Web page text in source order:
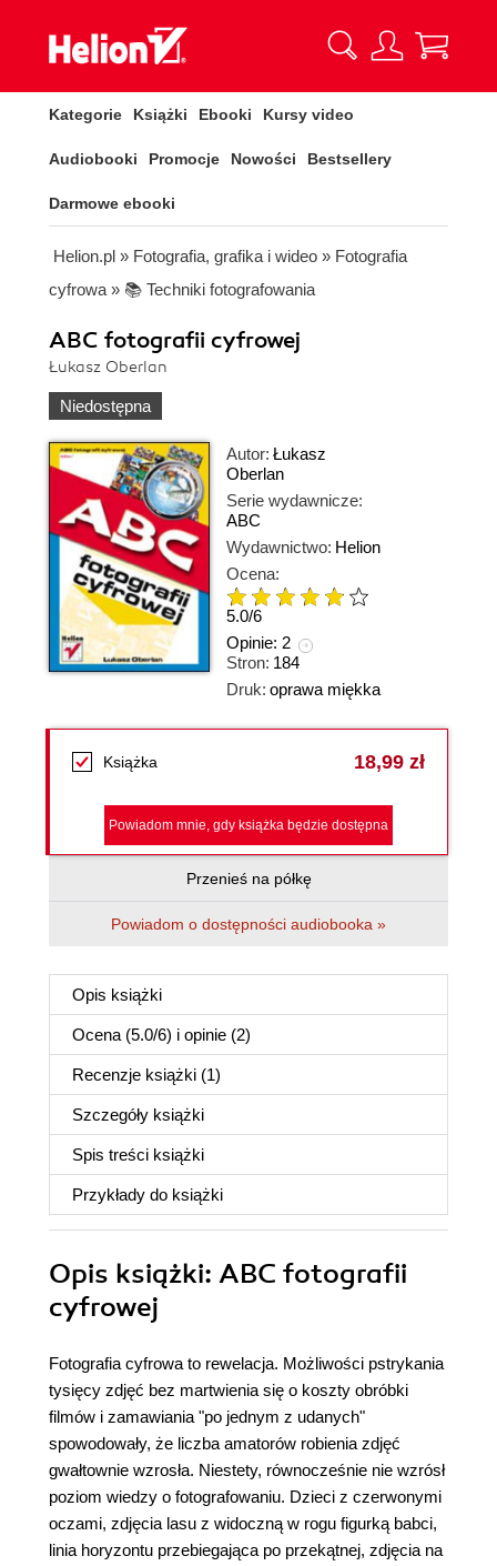
Kategorie Książki Ebooki Kursy video
Audiobooki Promocje Nowości Bestsellery
Darmowe ebooki
Helion.pl » Fotografia, grafika i wideo » Fotografia
cyfrowa » 📚 Techniki fotografowania
ABC fotografii cyfrowej
Łukasz Oberlan
Niedostępna
Autor: Łukasz
Oberlan
Serie wydawnicze:
ABC
Wydawnictwo: Helion
Ocena:
5.0/6
Opinie: 2
Stron: 184
Druk: oprawa miękka
Książka 18,99 zł
Powiadom mnie, gdy książka będzie dostępna
Przenieś na półkę
Powiadom o dostępności audiobooka »
Opis książki
Ocena (5.0/6) i opinie (2)
Recenzje książki (1)
Szczegóły książki
Spis treści książki
Przykłady do książki
Opis książki: ABC fotografii
cyfrowej
Fotografia cyfrowa to rewelacja. Możliwości pstrykania
tysięcy zdjęć bez martwienia się o koszty obróbki
filmów i zamawiania "po jednym z udanych"
spowodowały, że liczba amatorów robienia zdjęć
gwałtownie wzrosła. Niestety, równocześnie nie wzrósł
poziom wiedzy o fotografowaniu. Dzieci z czerwonymi
oczami, zdjęcia lasu z widoczną w rogu figurką babci,
linia horyzontu przebiegająca po przekątnej, zdjęcia na